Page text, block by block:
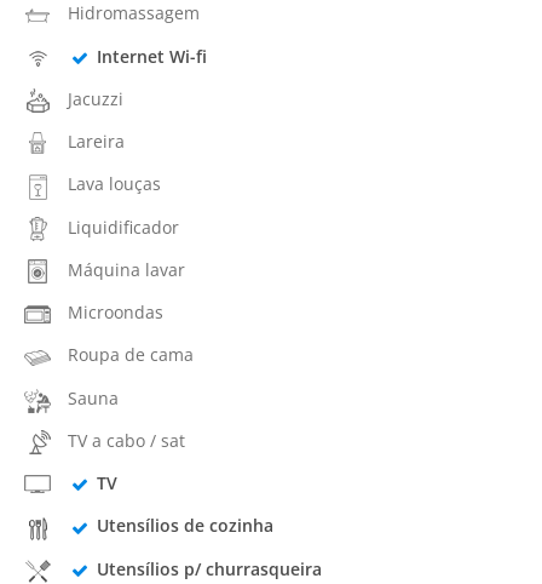
Hidromassagem
Internet Wi-fi
Jacuzzi
Lareira
Lava louças
Liquidificador
Máquina lavar
Microondas
Roupa de cama
Sauna
TV a cabo / sat
TV
Utensílios de cozinha
Utensílios p/ churrasqueira